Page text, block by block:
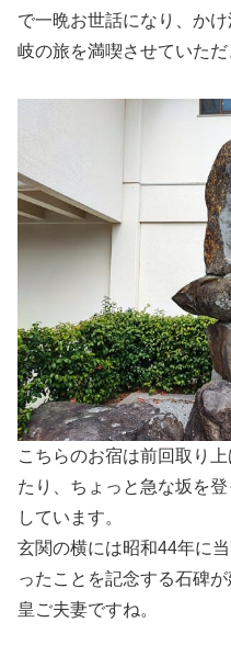
で一晩お世話になり、か
岐の旅を満喫させていただ
こちらのお宿は前回取り
たり、ちょっと急な坂を
しています。
玄関の横には昭和44年に
ったことを記念する石碑
皇ご夫妻ですね。